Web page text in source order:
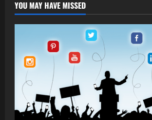
YOU MAY HAVE MISSED